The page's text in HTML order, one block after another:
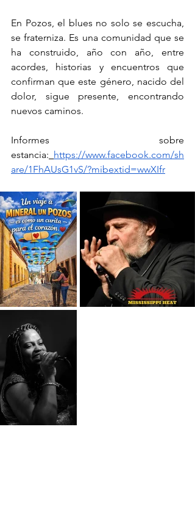
En Pozos, el blues no solo se escucha,
se fraterniza. Es una comunidad que se
ha construido, año con año, entre
acordes, historias y encuentros que
confirman que este género, nacido del
dolor, sigue presente, encontrando
nuevos caminos.
Informes sobre
estancia: https://www.facebook.com/sh
are/1FhAUsG1vS/?mibextid=wwXIfr